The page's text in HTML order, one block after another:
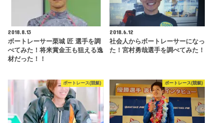
2018.8.13
ボートレーサー栗城 匠 選手を調
べてみた！将来賞金王も狙える逸
材だった！！
2018.6.12
社会人からボートレーサーになっ
た！宮村勇哉選手を調べてみた！
ボートレース(競艇) ボートレース(競艇)